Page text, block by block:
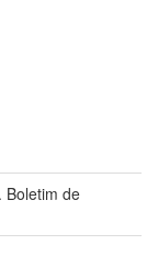
Boletim de